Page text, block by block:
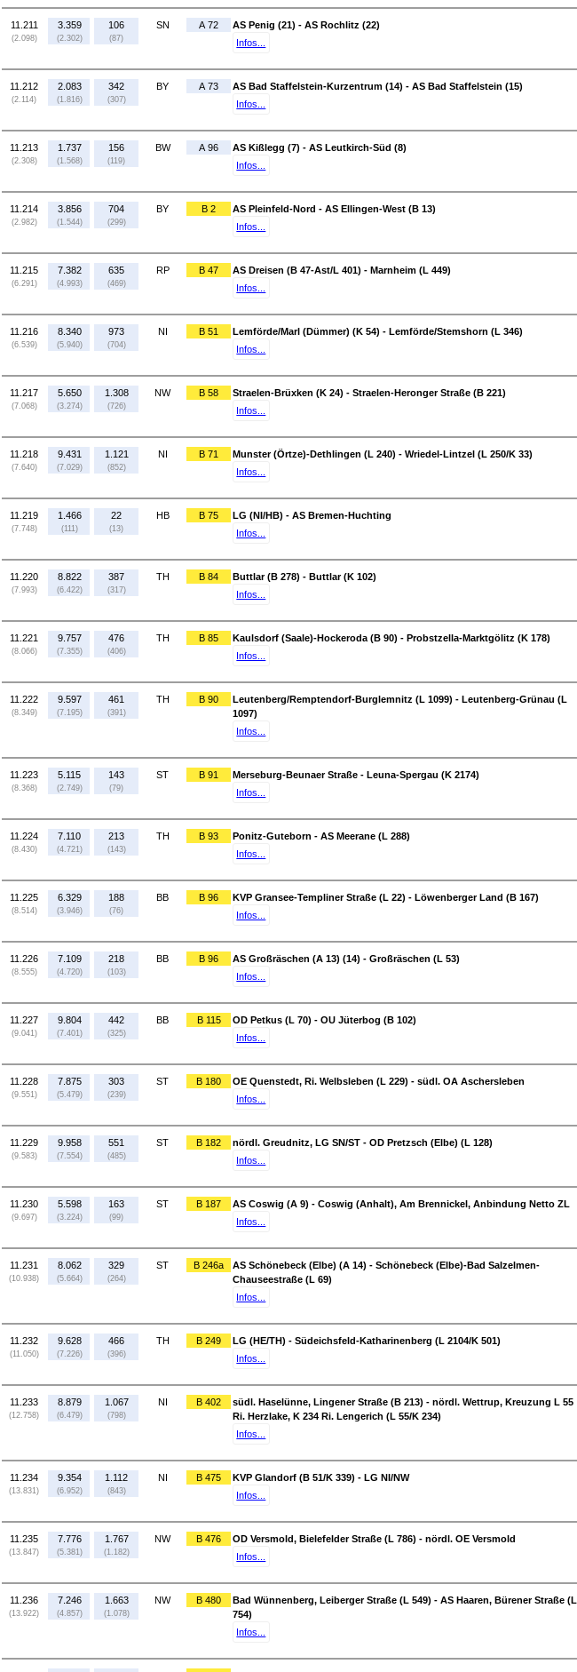
11.211
(2.098)
3.359
(2.302)
106
(87)
SN A 72
AS Penig (21) - AS Rochlitz (22)
Infos...
11.212
(2.114)
2.083
(1.816)
342
(307)
BY A 73
AS Bad Staffelstein-Kurzentrum (14) - AS Bad Staffelstein (15)
Infos...
11.213
(2.308)
1.737
(1.568)
156
(119)
BW A 96
AS Kißlegg (7) - AS Leutkirch-Süd (8)
Infos...
11.214
(2.982)
3.856
(1.544)
704
(299)
BY B 2
AS Pleinfeld-Nord - AS Ellingen-West (B 13)
Infos...
11.215
(6.291)
7.382
(4.993)
635
(469)
RP B 47
AS Dreisen (B 47-Ast/L 401) - Marnheim (L 449)
Infos...
11.216
(6.539)
8.340
(5.940)
973
(704)
NI B 51
Lemförde/Marl (Dümmer) (K 54) - Lemförde/Stemshorn (L 346)
Infos...
11.217
(7.068)
5.650
(3.274)
1.308
(726)
NW B 58
Straelen-Brüxken (K 24) - Straelen-Heronger Straße (B 221)
Infos...
11.218
(7.640)
9.431
(7.029)
1.121
(852)
NI B 71
Munster (Örtze)-Dethlingen (L 240) - Wriedel-Lintzel (L 250/K 33)
Infos...
11.219
(7.748)
1.466
(111)
22
(13)
HB B 75
LG (NI/HB) - AS Bremen-Huchting
Infos...
11.220
(7.993)
8.822
(6.422)
387
(317)
TH B 84
Buttlar (B 278) - Buttlar (K 102)
Infos...
11.221
(8.066)
9.757
(7.355)
476
(406)
TH B 85
Kaulsdorf (Saale)-Hockeroda (B 90) - Probstzella-Marktgölitz (K 178)
Infos...
11.222
(8.349)
9.597
(7.195)
461
(391)
TH B 90
Leutenberg/Remptendorf-Burglemnitz (L 1099) - Leutenberg-Grünau (L
1097)
Infos...
11.223
(8.368)
5.115
(2.749)
143
(79)
ST B 91
Merseburg-Beunaer Straße - Leuna-Spergau (K 2174)
Infos...
11.224
(8.430)
7.110
(4.721)
213
(143)
TH B 93
Ponitz-Guteborn - AS Meerane (L 288)
Infos...
11.225
(8.514)
6.329
(3.946)
188
(76)
BB B 96
KVP Gransee-Templiner Straße (L 22) - Löwenberger Land (B 167)
Infos...
11.226
(8.555)
7.109
(4.720)
218
(103)
BB B 96
AS Großräschen (A 13) (14) - Großräschen (L 53)
Infos...
11.227
(9.041)
9.804
(7.401)
442
(325)
BB B 115
OD Petkus (L 70) - OU Jüterbog (B 102)
Infos...
11.228
(9.551)
7.875
(5.479)
303
(239)
ST B 180
OE Quenstedt, Ri. Welbsleben (L 229) - südl. OA Aschersleben
Infos...
11.229
(9.583)
9.958
(7.554)
551
(485)
ST B 182
nördl. Greudnitz, LG SN/ST - OD Pretzsch (Elbe) (L 128)
Infos...
11.230
(9.697)
5.598
(3.224)
163
(99)
ST B 187
AS Coswig (A 9) - Coswig (Anhalt), Am Brennickel, Anbindung Netto ZL
Infos...
11.231
(10.938)
8.062
(5.664)
329
(264)
ST B 246a
AS Schönebeck (Elbe) (A 14) - Schönebeck (Elbe)-Bad Salzelmen-
Chauseestraße (L 69)
Infos...
11.232
(11.050)
9.628
(7.226)
466
(396)
TH B 249
LG (HE/TH) - Südeichsfeld-Katharinenberg (L 2104/K 501)
Infos...
11.233
(12.758)
8.879
(6.479)
1.067
(798)
NI B 402
südl. Haselünne, Lingener Straße (B 213) - nördl. Wettrup, Kreuzung L 55
Ri. Herzlake, K 234 Ri. Lengerich (L 55/K 234)
Infos...
11.234
(13.831)
9.354
(6.952)
1.112
(843)
NI B 475
KVP Glandorf (B 51/K 339) - LG NI/NW
Infos...
11.235
(13.847)
7.776
(5.381)
1.767
(1.182)
NW B 476
OD Versmold, Bielefelder Straße (L 786) - nördl. OE Versmold
Infos...
11.236
(13.922)
7.246
(4.857)
1.663
(1.078)
NW B 480
Bad Wünnenberg, Leiberger Straße (L 549) - AS Haaren, Bürener Straße (L
754)
Infos...